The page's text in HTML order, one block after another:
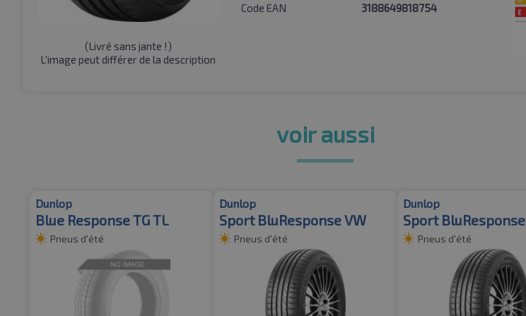
(Livré sans jante !)
L'image peut différer de la description
Code EAN
3188649818754
voir aussi
Dunlop
Blue Response TG TL
Pneus d'été
Dunlop
Sport BluResponse VW
Pneus d'été
Dunlop
Sport BluResponse
Pneus d'été